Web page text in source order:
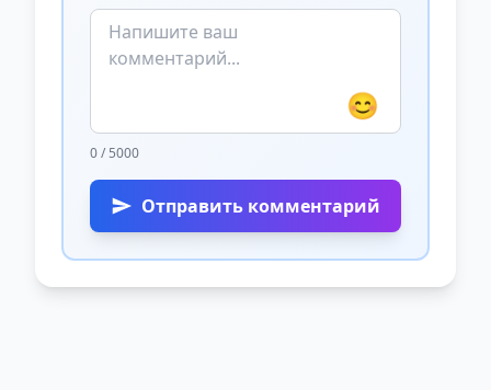
😊
0 / 5000
Отправить комментарий